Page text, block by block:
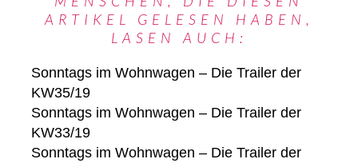
ARTIKEL GELESEN HABEN,
LASEN AUCH:
Sonntags im Wohnwagen – Die Trailer der
KW35/19
Sonntags im Wohnwagen – Die Trailer der
KW33/19
Sonntags im Wohnwagen – Die Trailer der